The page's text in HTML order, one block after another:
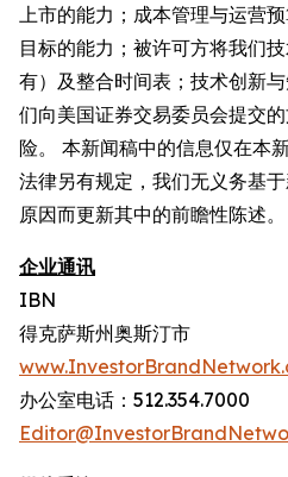
上市的能力；成本管理与运营
目标的能力；被许可方将我们
有）及整合时间表；技术创新
们向美国证券交易委员会提交
险。 本新闻稿中的信息仅在本
法律另有规定，我们无义务基
原因而更新其中的前瞻性陈述。
企业通讯
IBN
得克萨斯州奥斯汀市
办公室电话：512.354.7000